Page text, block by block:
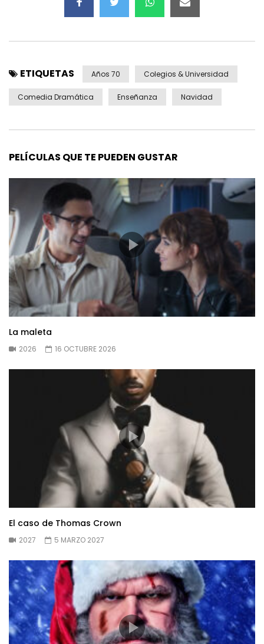
ETIQUETAS Años 70 Colegios & Universidad
Comedia Dramática Enseñanza Navidad
PELÍCULAS QUE TE PUEDEN GUSTAR
La maleta
2026 16 OCTUBRE 2026
El caso de Thomas Crown
2027 5 MARZO 2027